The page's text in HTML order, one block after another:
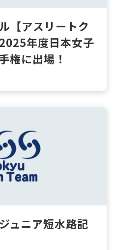
【アスリートク
年度日本女子
権に出場！
ュニア短水路記